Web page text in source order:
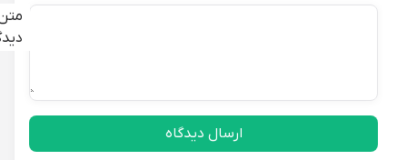
متن
دیدگاه
ارسال دیدگاه